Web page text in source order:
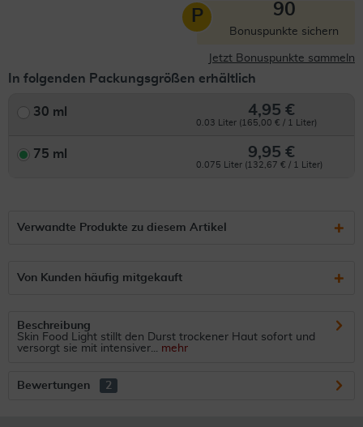
P 90
Bonuspunkte sichern
Jetzt Bonuspunkte sammeln
In folgenden Packungsgrößen erhältlich
30 ml 4,95 €
0.03 Liter (165,00 € / 1 Liter)
75 ml 9,95 €
0.075 Liter (132,67 € / 1 Liter)
Verwandte Produkte zu diesem Artikel
Von Kunden häufig mitgekauft
Beschreibung
Skin Food Light stillt den Durst trockener Haut sofort und
versorgt sie mit intensiver... mehr
Bewertungen 2